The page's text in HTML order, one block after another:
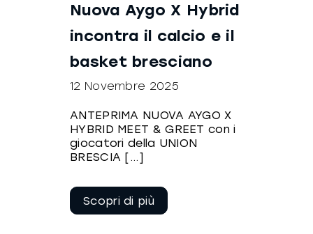
Nuova Aygo X Hybrid
incontra il calcio e il
basket bresciano
12 Novembre 2025
ANTEPRIMA NUOVA AYGO X
HYBRID MEET & GREET con i
giocatori della UNION
BRESCIA [...]
leggere